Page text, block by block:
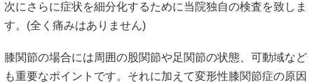
次にさらに症状を細分化するために当院独自の検査を致しま
す。(全く痛みはありません)
膝関節の場合には周囲の股関節や足関節の状態、可動域など
も重要なポイントです。それに加えて変形性膝関節症の原因